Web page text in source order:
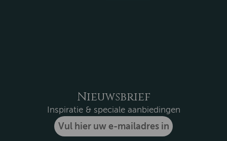
Nieuwsbrief
Inspiratie & speciale aanbiedingen